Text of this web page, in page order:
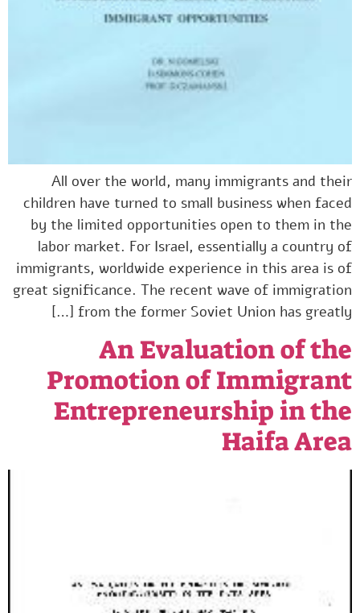
All over the world, many immigrants and their
children have turned to small business when faced
by the limited opportunities open to them in the
labor market. For Israel, essentially a country of
immigrants, worldwide experience in this area is of
great significance. The recent wave of immigration
from the former Soviet Union has greatly […]
An Evaluation of the
Promotion of Immigrant
Entrepreneurship in the
Haifa Area